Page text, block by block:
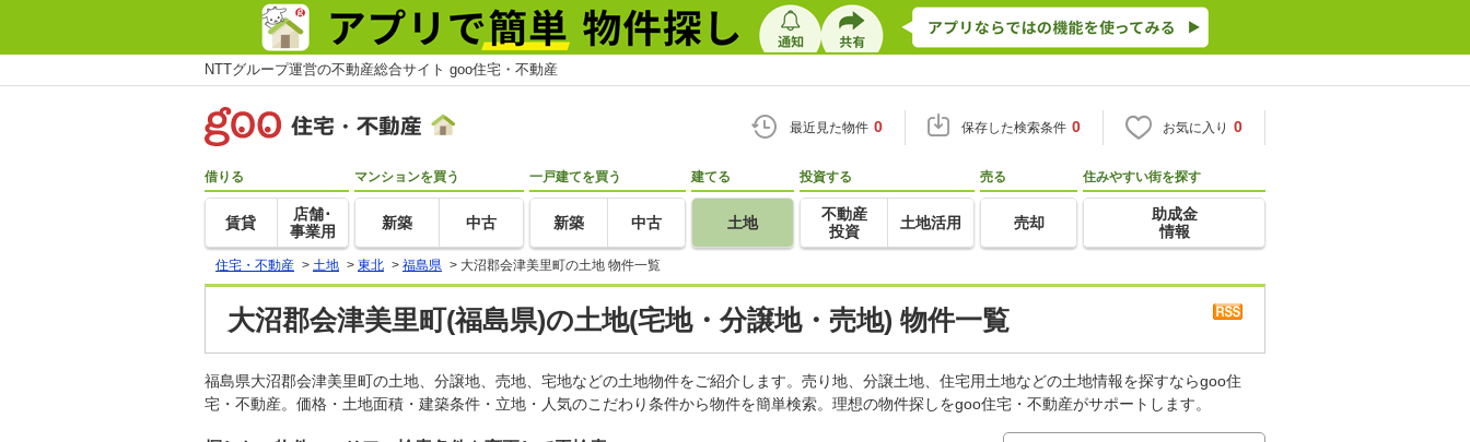
NTTグループ運営の不動産総合サイト goo住宅・不動産
最近見た物件 0 保存した検索条件 0 お気に入り 0
借りる
賃貸
店舗･
事業用
マンションを買う
新築 中古
一戸建てを買う
新築 中古
建てる
土地
投資する
不動産
投資
土地活用
売る
売却
住みやすい街を探す
助成金
情報
住宅・不動産 > 土地 > 東北 > 福島県 > 大沼郡会津美里町の土地 物件一覧
大沼郡会津美里町(福島県)の土地(宅地・分譲地・売地) 物件一覧
福島県大沼郡会津美里町の土地、分譲地、売地、宅地などの土地物件をご紹介します。売り地、分譲土地、住宅用土地などの土地情報を探すならgoo住
宅・不動産。価格・土地面積・建築条件・立地・人気のこだわり条件から物件を簡単検索。理想の物件探しをgoo住宅・不動産がサポートします。